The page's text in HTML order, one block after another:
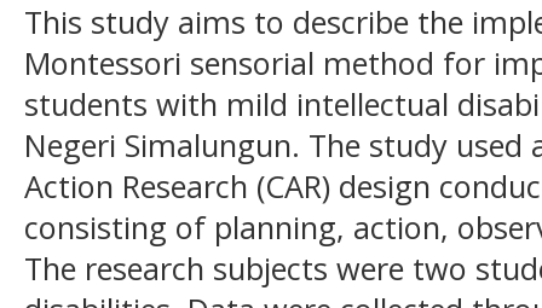
This study aims to describe the
Montessori sensorial method for
students with mild intellectual
Negeri Simalungun. The study used
Action Research (CAR) design
consisting of planning, action,
The research subjects were two